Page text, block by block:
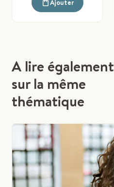
Ajouter
A lire également
sur la même
thématique